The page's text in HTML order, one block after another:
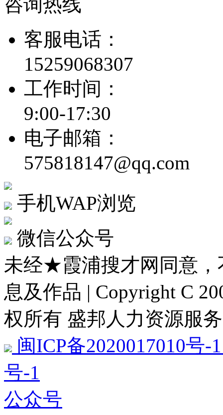
客服电话：
15259068307
工作时间：
9:00-17:30
电子邮箱：
575818147@qq.com
手机WAP浏览
微信公众号
未经★霞浦搜才网同意，
息及作品 | Copyright C
权所有 盛邦人力资源服务
闽ICP备2020017010号-1
号-1
公众号